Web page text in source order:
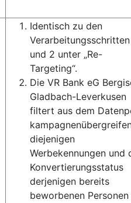
Identisch zu den
Verarbeitungsschritten
und 2 unter „Re-
Targeting“.
Die VR Bank eG
Gladbach-Leverkusen
filtert aus dem
diejenigen
Werbekennungen und
Konvertierungsstatus
derjenigen bereits
beworbenen Personen